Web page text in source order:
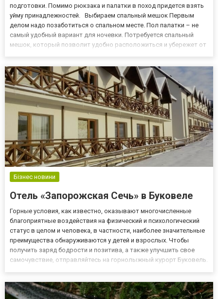
подготовки. Помимо рюкзака и палатки в поход придется взять
уйму принадлежностей. Выбираем спальный мешок Первым
делом надо позаботиться о спальном месте. Пол палатки – не
самый удобный вариант для ночевки. Потребуется спальный
мешок, который позволит удобно расположиться и убережет от
также учитыв...
Бізнес новини
Отель «Запорожская Сечь» в Буковеле
Горные условия, как известно, оказывают многочисленные
благоприятные воздействия на физический и психологический
статус в целом и человека, в частности, наиболее значительные
преимущества обнаруживаются у детей и взрослых. Чтобы
получить заряд бодрости и позитива, а также улучшить свое
самочувствие, отправляйтесь на горнолыжный курорт Буковель.